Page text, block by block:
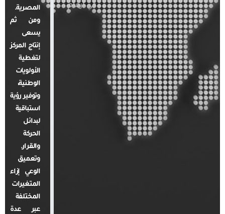
في أرقام
المصرية.
ومن ثم
يسعى
إنتاج المركز
لتغطية
الأولويات
الوطنية،
وتوفير رؤية
استباقية
لبدائل
الحركة
والقرار.
وتعميق
الوعي إزاء
المتغيرات
المختلفة
عبر عدة